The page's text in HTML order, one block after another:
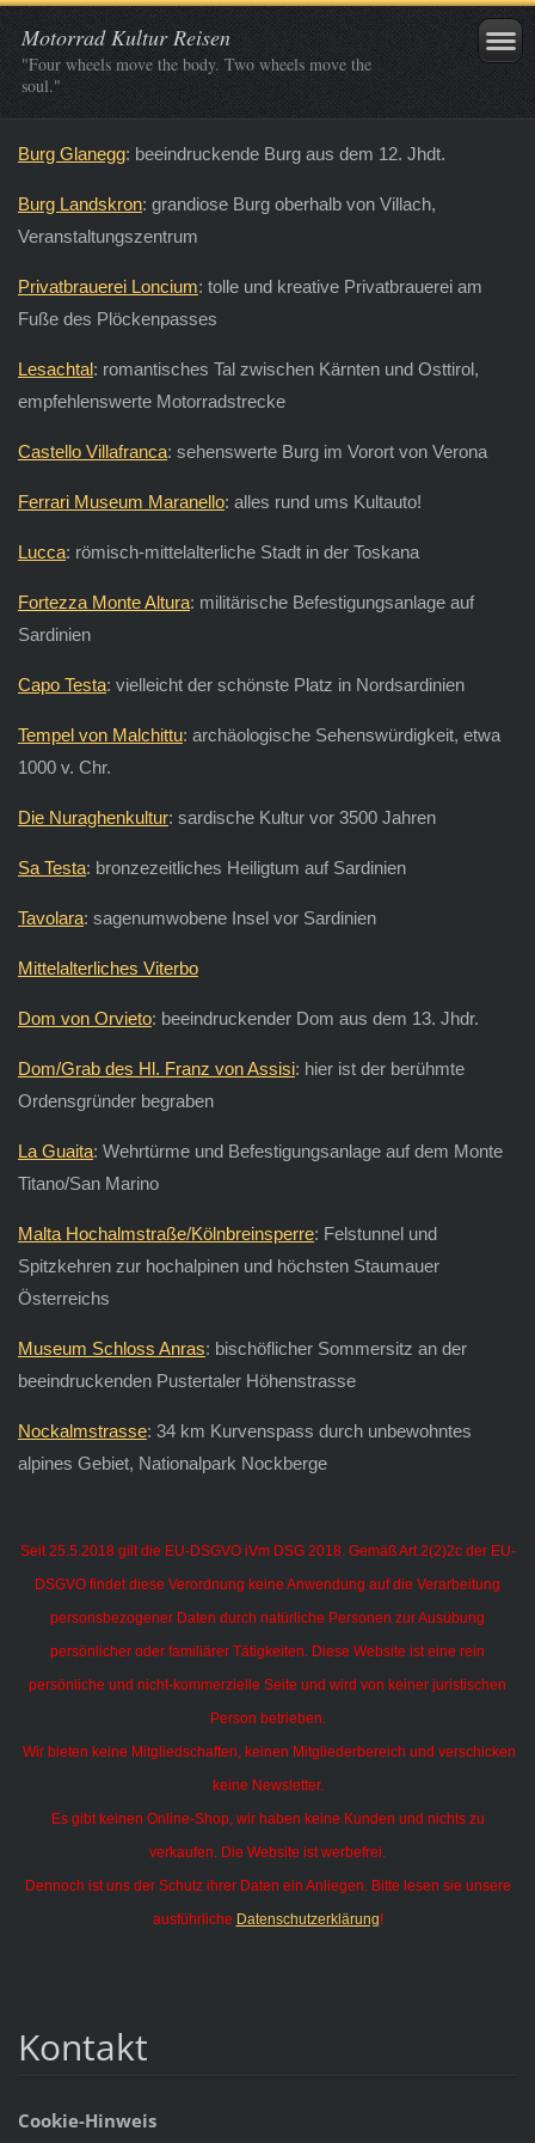
Motorrad Kultur Reisen
"Four wheels move the body. Two wheels move the
soul."
Burg Glanegg: beeindruckende Burg aus dem 12. Jhdt.
Burg Landskron: grandiose Burg oberhalb von Villach,
Veranstaltungszentrum
Privatbrauerei Loncium: tolle und kreative Privatbrauerei am
Fuße des Plöckenpasses
Lesachtal: romantisches Tal zwischen Kärnten und Osttirol,
empfehlenswerte Motorradstrecke
Castello Villafranca: sehenswerte Burg im Vorort von Verona
Ferrari Museum Maranello: alles rund ums Kultauto!
Lucca: römisch-mittelalterliche Stadt in der Toskana
Fortezza Monte Altura: militärische Befestigungsanlage auf
Sardinien
Capo Testa: vielleicht der schönste Platz in Nordsardinien
Tempel von Malchittu: archäologische Sehenswürdigkeit, etwa
1000 v. Chr.
Die Nuraghenkultur: sardische Kultur vor 3500 Jahren
Sa Testa: bronzezeitliches Heiligtum auf Sardinien
Tavolara: sagenumwobene Insel vor Sardinien
Mittelalterliches Viterbo
Dom von Orvieto: beeindruckender Dom aus dem 13. Jhdr.
Dom/Grab des Hl. Franz von Assisi: hier ist der berühmte
Ordensgründer begraben
La Guaita: Wehrtürme und Befestigungsanlage auf dem Monte
Titano/San Marino
Malta Hochalmstraße/Kölnbreinsperre: Felstunnel und
Spitzkehren zur hochalpinen und höchsten Staumauer
Österreichs
Museum Schloss Anras: bischöflicher Sommersitz an der
beeindruckenden Pustertaler Höhenstrasse
Nockalmstrasse: 34 km Kurvenspass durch unbewohntes
alpines Gebiet, Nationalpark Nockberge
Seit 25.5.2018 gilt die EU-DSGVO iVm DSG 2018. Gemäß Art.2(2)2c der EU-
DSGVO findet diese Verordnung keine Anwendung auf die Verarbeitung
personsbezogener Daten durch natürliche Personen zur Ausübung
persönlicher oder familiärer Tätigkeiten. Diese Website ist eine rein
persönliche und nicht-kommerzielle Seite und wird von keiner juristischen
Person betrieben.
Wir bieten keine Mitgliedschaften, keinen Mitgliederbereich und verschicken
keine Newsletter.
Es gibt keinen Online-Shop, wir haben keine Kunden und nichts zu
verkaufen. Die Website ist werbefrei.
Dennoch ist uns der Schutz ihrer Daten ein Anliegen. Bitte lesen sie unsere
ausführliche Datenschutzerklärung!
Kontakt
Cookie-Hinweis